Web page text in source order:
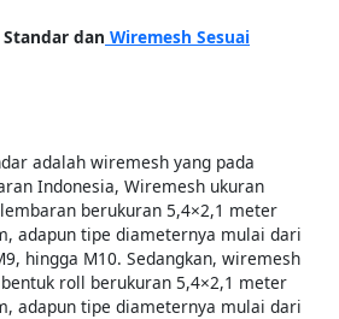
dan Wiremesh Sesuai
adalah wiremesh yang pada
Indonesia, Wiremesh ukuran
berukuran 5,4×2,1 meter
adapun tipe diameternya mulai dari
hingga M10. Sedangkan, wiremesh
roll berukuran 5,4×2,1 meter
adapun tipe diameternya mulai dari